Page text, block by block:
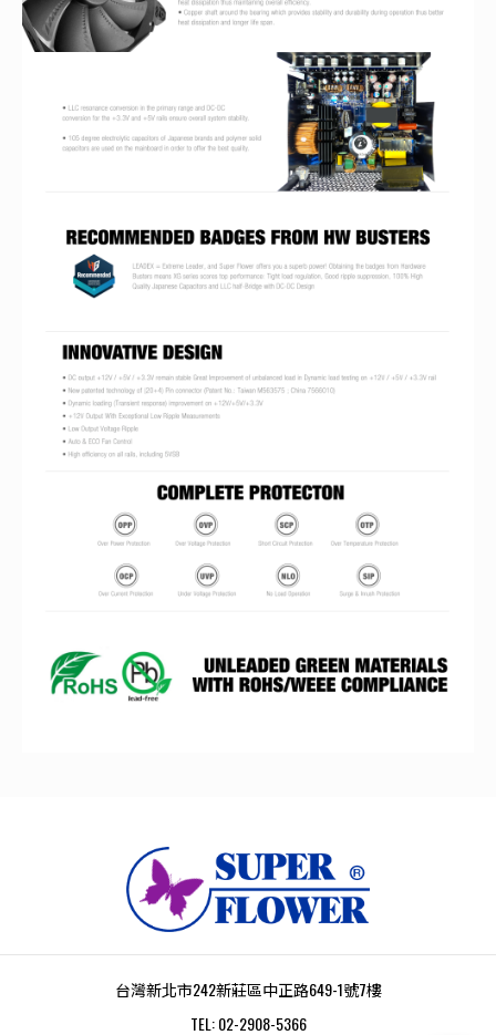
台灣新北市242新莊區中正路649-1號7樓
TEL: 02-2908-5366